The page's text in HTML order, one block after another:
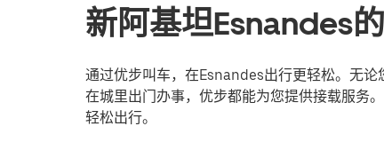
新阿基坦Esnandes
通过优步叫车，在Esnandes出行更轻松。无
在城里出门办事，优步都能为您提供接载服务
轻松出行。